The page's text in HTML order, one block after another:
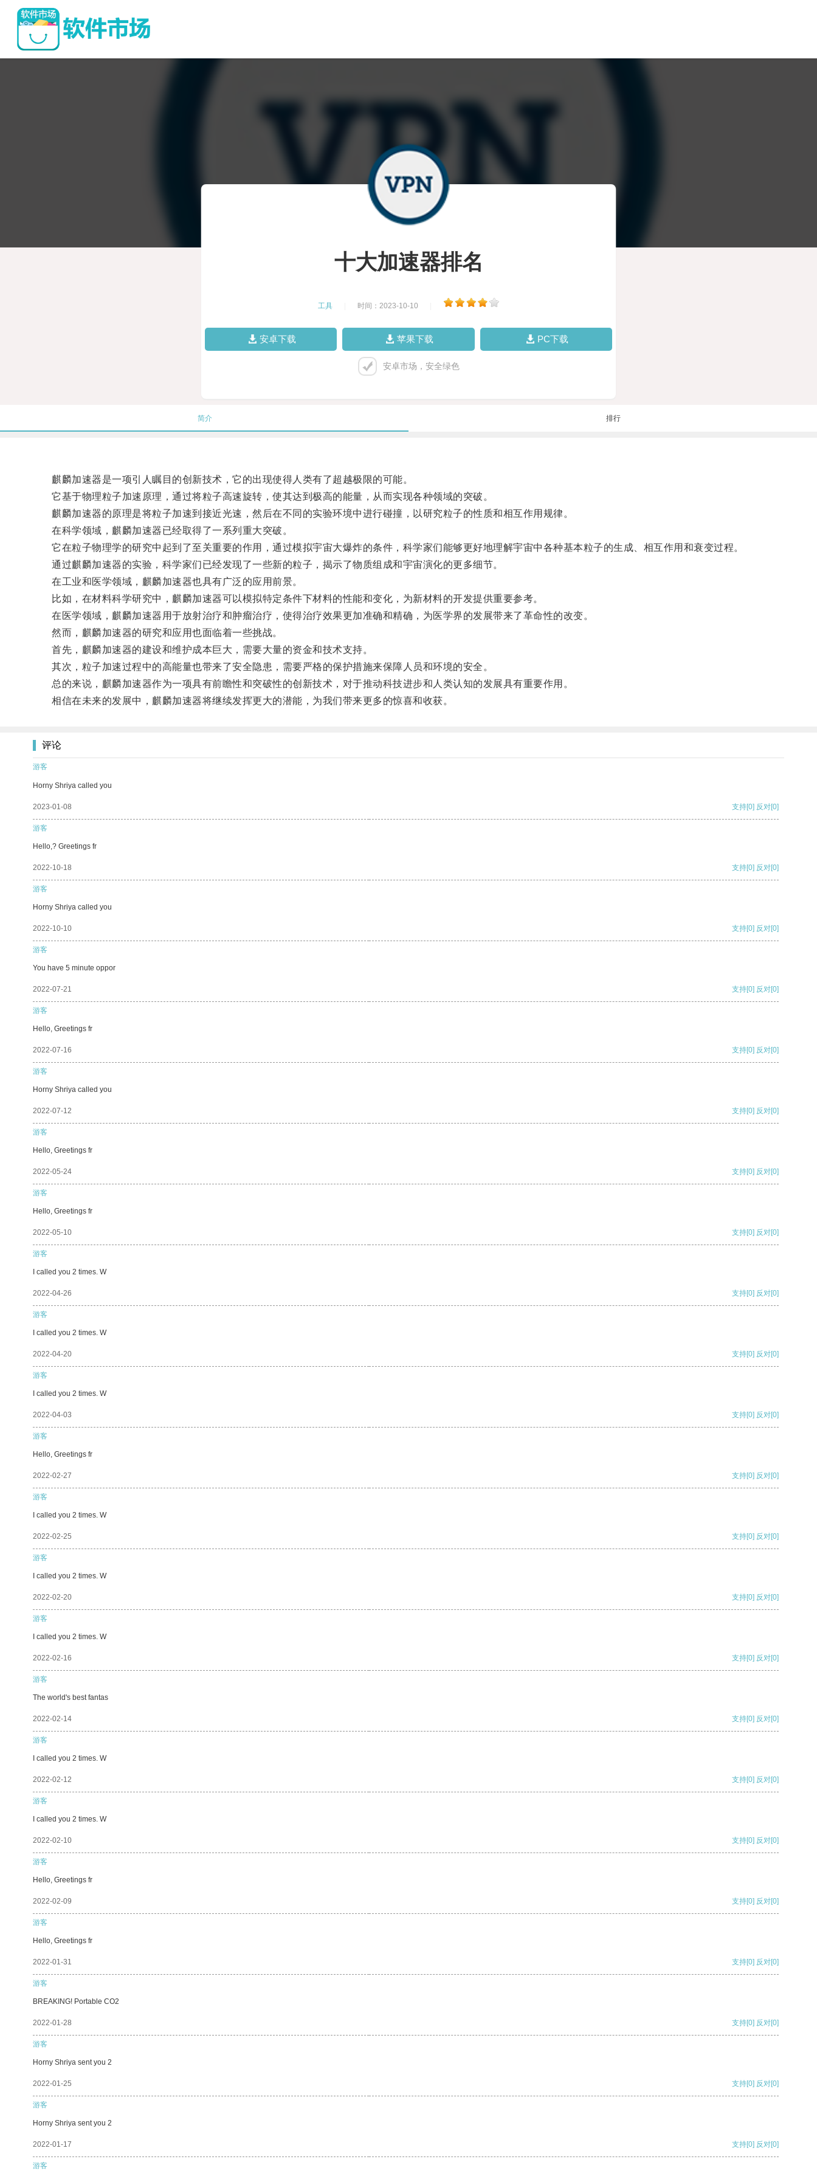
十大加速器排名
工具 时间：2023-10-10
安卓下载 苹果下载 PC下载
安卓市场，安全绿色
简介 排行
麒麟加速器是一项引人瞩目的创新技术，它的出现使得人类有了超越极限的可能。
它基于物理粒子加速原理，通过将粒子高速旋转，使其达到极高的能量，从而实现各种领域的突破。
麒麟加速器的原理是将粒子加速到接近光速，然后在不同的实验环境中进行碰撞，以研究粒子的性质和相互作用规律。
在科学领域，麒麟加速器已经取得了一系列重大突破。
它在粒子物理学的研究中起到了至关重要的作用，通过模拟宇宙大爆炸的条件，科学家们能够更好地理解宇宙中各种基本粒子的生成、相互作用和衰变过程。
通过麒麟加速器的实验，科学家们已经发现了一些新的粒子，揭示了物质组成和宇宙演化的更多细节。
在工业和医学领域，麒麟加速器也具有广泛的应用前景。
比如，在材料科学研究中，麒麟加速器可以模拟特定条件下材料的性能和变化，为新材料的开发提供重要参考。
在医学领域，麒麟加速器用于放射治疗和肿瘤治疗，使得治疗效果更加准确和精确，为医学界的发展带来了革命性的改变。
然而，麒麟加速器的研究和应用也面临着一些挑战。
首先，麒麟加速器的建设和维护成本巨大，需要大量的资金和技术支持。
其次，粒子加速过程中的高能量也带来了安全隐患，需要严格的保护措施来保障人员和环境的安全。
总的来说，麒麟加速器作为一项具有前瞻性和突破性的创新技术，对于推动科技进步和人类认知的发展具有重要作用。
相信在未来的发展中，麒麟加速器将继续发挥更大的潜能，为我们带来更多的惊喜和收获。
评论
游客
Horny Shriya called you
2023-01-08 支持[0] 反对[0]
游客
Hello,? Greetings fr
2022-10-18 支持[0] 反对[0]
游客
Horny Shriya called you
2022-10-10 支持[0] 反对[0]
游客
You have 5 minute oppor
2022-07-21 支持[0] 反对[0]
游客
Hello, Greetings fr
2022-07-16 支持[0] 反对[0]
游客
Horny Shriya called you
2022-07-12 支持[0] 反对[0]
游客
Hello, Greetings fr
2022-05-24 支持[0] 反对[0]
游客
Hello, Greetings fr
2022-05-10 支持[0] 反对[0]
游客
I called you 2 times. W
2022-04-26 支持[0] 反对[0]
游客
I called you 2 times. W
2022-04-20 支持[0] 反对[0]
游客
I called you 2 times. W
2022-04-03 支持[0] 反对[0]
游客
Hello, Greetings fr
2022-02-27 支持[0] 反对[0]
游客
I called you 2 times. W
2022-02-25 支持[0] 反对[0]
游客
I called you 2 times. W
2022-02-20 支持[0] 反对[0]
游客
I called you 2 times. W
2022-02-16 支持[0] 反对[0]
游客
The world's best fantas
2022-02-14 支持[0] 反对[0]
游客
I called you 2 times. W
2022-02-12 支持[0] 反对[0]
游客
I called you 2 times. W
2022-02-10 支持[0] 反对[0]
游客
Hello, Greetings fr
2022-02-09 支持[0] 反对[0]
游客
Hello, Greetings fr
2022-01-31 支持[0] 反对[0]
游客
BREAKING! Portable CO2
2022-01-28 支持[0] 反对[0]
游客
Horny Shriya sent you 2
2022-01-25 支持[0] 反对[0]
游客
Horny Shriya sent you 2
2022-01-17 支持[0] 反对[0]
游客